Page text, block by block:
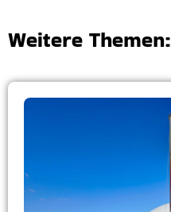
Weitere Themen: